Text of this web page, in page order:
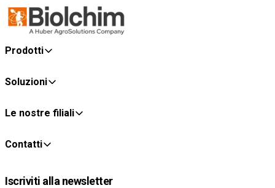
Prodotti
Soluzioni
Le nostre filiali
Contatti
Iscriviti alla newsletter